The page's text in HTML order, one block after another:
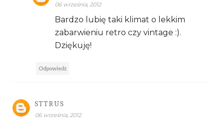
06 września, 2012
Bardzo lubię taki klimat o lekkim
zabarwieniu retro czy vintage :).
Dziękuję!
Odpowiedz
STTRUS
06 września, 2012